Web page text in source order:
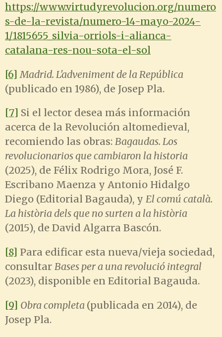
https://www.virtudyrevolucion.org/numero
s-de-la-revista/numero-14-mayo-2024-
1/1815655_silvia-orriols-i-alianca-
catalana-res-nou-sota-el-sol
[6] Madrid. L'adveniment de la República
(publicado en 1986), de Josep Pla.
[7] Si el lector desea más información
acerca de la Revolución altomedieval,
recomiendo las obras: Bagaudas. Los
revolucionarios que cambiaron la historia
(2025), de Félix Rodrigo Mora, José F.
Escribano Maenza y Antonio Hidalgo
Diego (Editorial Bagauda), y El comú català.
La història dels que no surten a la història
(2015), de David Algarra Bascón.
[8] Para edificar esta nueva/vieja sociedad,
consultar Bases per a una revolució integral
(2023), disponible en Editorial Bagauda.
[9] Obra completa (publicada en 2014), de
Josep Pla.